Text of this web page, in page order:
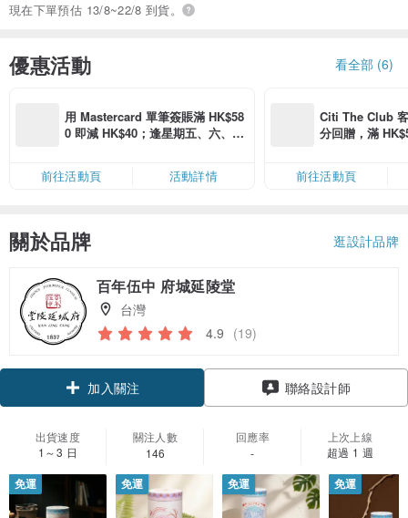
現在下單預估 13/8~22/8 到貨。
優惠活動 看全部 (6)
用 Mastercard 單筆簽賬滿 HK$58
0 即減 HK$40；逢星期五、六、日
卡」結帳）
前往活動頁 活動詳情
Citi The Club
分回贈，滿
前往活動頁
關於品牌 逛設計品牌
百年伍中 府城延陵堂
台灣
4.9 (19)
加入關注 聯絡設計師
出貨速度
1～3 日
關注人數
146
回應率
-
上次上線
超過 1 週
免運 免運 免運 免運